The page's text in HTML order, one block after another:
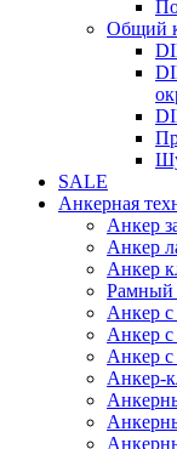
Общий
SALE
Анкерная
Анкер
Анкер
Анкер
Рамный
Анкер
Анкер
Анкер
Анкер-